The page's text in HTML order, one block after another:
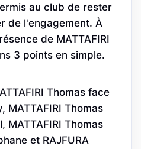
au club de rester
de l'engagement. À
de MATTAFIRI
3 points en simple.
Thomas face
MATTAFIRI Thomas
MATTAFIRI Thomas
et RAJFURA